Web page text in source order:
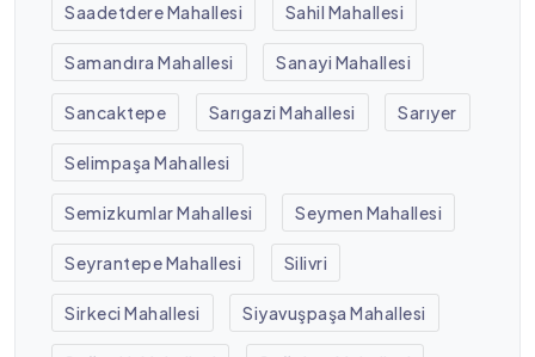
Saadetdere Mahallesi Sahil Mahallesi
Samandıra Mahallesi Sanayi Mahallesi
Sancaktepe Sarıgazi Mahallesi Sarıyer
Selimpaşa Mahallesi
Semizkumlar Mahallesi Seymen Mahallesi
Seyrantepe Mahallesi Silivri
Sirkeci Mahallesi Siyavuşpaşa Mahallesi